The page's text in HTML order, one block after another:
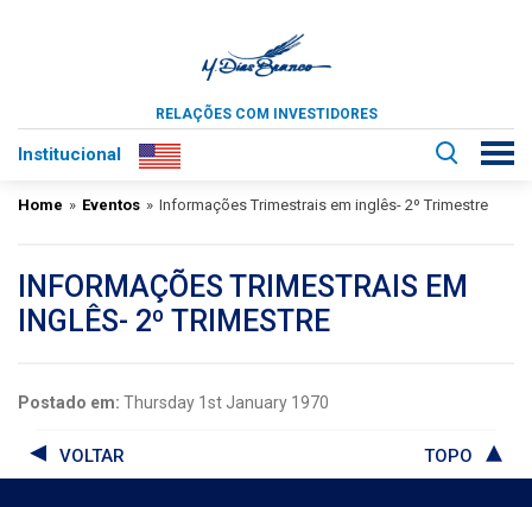
RELAÇÕES COM INVESTIDORES
Institucional
Home » Eventos » Informações Trimestrais em inglês- 2º Trimestre
INFORMAÇÕES TRIMESTRAIS EM
INGLÊS- 2º TRIMESTRE
Postado em: Thursday 1st January 1970
VOLTAR TOPO